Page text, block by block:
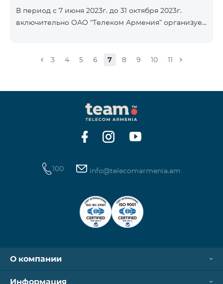
В период с 7 июня 2023г. до 31 октября 2023г.
включительно ОАО “Телеком Армения” организует
ЭМИТЕНТ ОАО “ТЕЛЕКОМ АРМЕНИЯ” ТИП
СУММА 8,240,000,000 драмов МИНИМАЛЬНЫЙ
ОБЬЕМ ПОКУПКИ 200 МИНИМАЛЬНАЯ СУММА
ПОКУПКИ 41,200 драмов ОРГАНИЗАТОР
3 4 5 6 7 8 9 10 11
100 info@telecomarmenia.am
О компании
Информация